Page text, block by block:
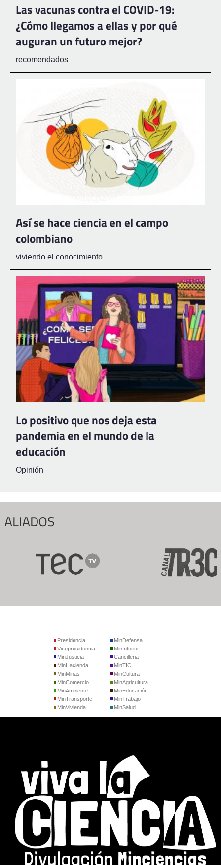
Las vacunas contra el COVID-19:
¿Cómo llegamos a ellas y por qué
auguran un futuro mejor?
recomendados
Así se hace ciencia en el campo
colombiano
viviendo el conocimiento
Lo positivo que nos deja esta
pandemia en el mundo de la
educación
Opinión
ALIADOS
Presidencia
Vicepresidencia
MinJusticia
MinDefensa
MinInterior
Cancilleria
MinHacienda
MinMinas
MinComercio
MinTIC
MinCultura
MinAgricultura
MinAmbiente
MinTransporte
MinVivienda
MinEducación
MinTrabajo
MinSalud